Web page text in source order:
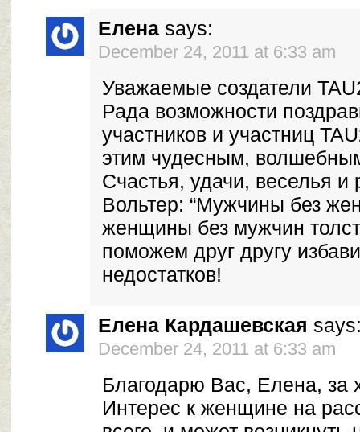
Елена says:
December 24, 2011 at 6:33 am
Уважаемые создатели
Рада возможности
участников и участниц
этим чудесным,
Счастья, удачи, веселья и
Вольтер: “Мужчины без
женщины без мужчин
поможем друг другу
недостатков!
Елена Кардашевская
December 24, 2011 at 6:33 am
Благодарю Вас, Елена, за
Интерес к женщине на